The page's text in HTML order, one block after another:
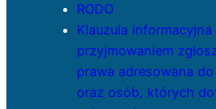
RODO
Klauzula
przyjmowaniem
prawa adresowana
oraz osób, których